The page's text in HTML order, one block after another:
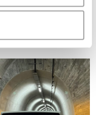
es sich um ein
für den